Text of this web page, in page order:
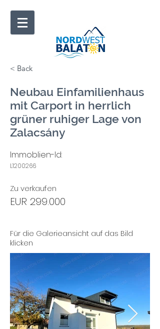
< Back
Neubau Einfamilienhaus
mit Carport in herrlich
grüner ruhiger Lage von
Zalacsány
Immoblien-Id:
L1200266
Zu verkaufen
EUR 299.000
Für die Galerieansicht auf das Bild
klicken